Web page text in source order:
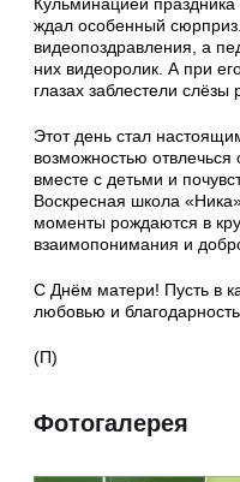
Кульминацией
ждал особенный
видеопоздравления, а
них видеоролик. А при
глазах заблестели слёзы
Этот день стал
возможностью отвлечься
вместе с детьми и
Воскресная школа
моменты рождаются в
взаимопонимания и
С Днём матери! Пусть в
любовью и
(П)
Фотогалерея